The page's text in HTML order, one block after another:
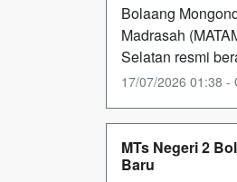
Bolaang
Madrasah
Selatan resmi
17/07/2026 01:38 -
MTs Negeri 2
Baru